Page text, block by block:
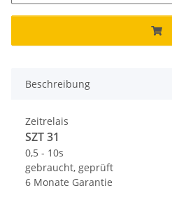
Beschreibung
Zeitrelais
SZT 31
0,5 - 10s
gebraucht, geprüft
6 Monate Garantie